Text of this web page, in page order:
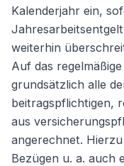
Kalenderjahr ein,
weiterhin
Auf das
grundsätzlich alle
beitragspflichtigen,
aus
angerechnet.
Bezügen u. a. auch